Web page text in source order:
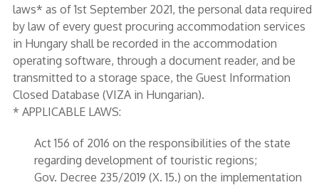
laws* as of 1st September 2021, the personal data required
by law of every guest procuring accommodation services
in Hungary shall be recorded in the accommodation
operating software, through a document reader, and be
transmitted to a storage space, the Guest Information
Closed Database (VIZA in Hungarian).
* APPLICABLE LAWS:
Act 156 of 2016 on the responsibilities of the state
regarding development of touristic regions;
Gov. Decree 235/2019 (X. 15.) on the implementation